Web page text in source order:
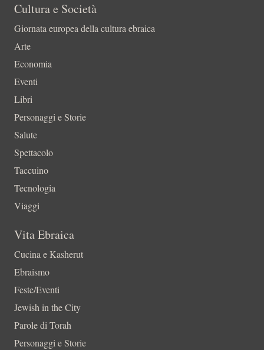
Cultura e Società
Giornata europea della cultura ebraica
Arte
Economia
Eventi
Libri
Personaggi e Storie
Salute
Spettacolo
Taccuino
Tecnologia
Viaggi
Vita Ebraica
Cucina e Kasherut
Ebraismo
Feste/Eventi
Jewish in the City
Parole di Torah
Personaggi e Storie